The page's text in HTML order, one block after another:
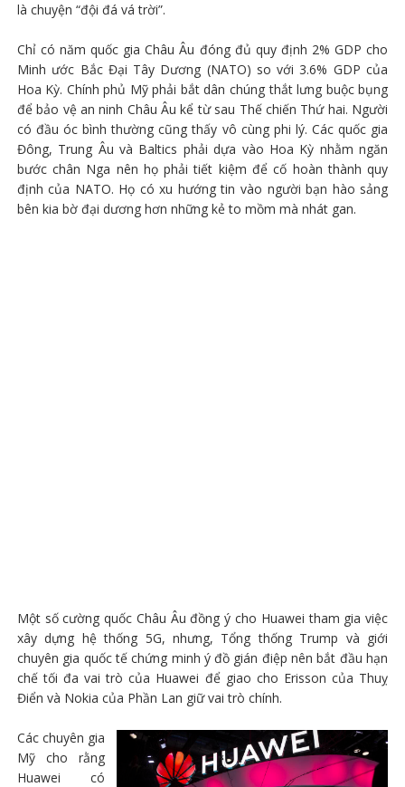
là chuyện “đội đá vá trời”.
Chỉ có năm quốc gia Châu Âu đóng đủ quy định 2% GDP cho
Minh ước Bắc Đại Tây Dương (NATO) so với 3.6% GDP của
Hoa Kỳ. Chính phủ Mỹ phải bắt dân chúng thắt lưng buộc bụng
để bảo vệ an ninh Châu Âu kể từ sau Thế chiến Thứ hai. Người
có đầu óc bình thường cũng thấy vô cùng phi lý. Các quốc gia
Đông, Trung Âu và Baltics phải dựa vào Hoa Kỳ nhằm ngăn
bước chân Nga nên họ phải tiết kiệm để cố hoàn thành quy
định của NATO. Họ có xu hướng tin vào người bạn hào sảng
bên kia bờ đại dương hơn những kẻ to mồm mà nhát gan.
Một số cường quốc Châu Âu đồng ý cho Huawei tham gia việc
xây dựng hệ thống 5G, nhưng, Tổng thống Trump và giới
chuyên gia quốc tế chứng minh ý đồ gián điệp nên bắt đầu hạn
chế tối đa vai trò của Huawei để giao cho Erisson của Thuỵ
Điển và Nokia của Phần Lan giữ vai trò chính.
Các chuyên gia
Mỹ cho rằng
Huawei có